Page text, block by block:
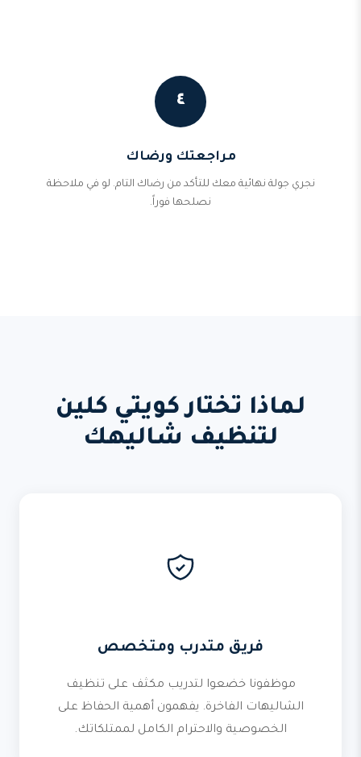
٤
مراجعتك ورضاك
نجري جولة نهائية معك للتأكد من رضاك التام. لو في ملاحظة
نصلحها فوراً.
لماذا تختار كويتي كلين
لتنظيف شاليهك
فريق متدرب ومتخصص
موظفونا خضعوا لتدريب مكثف على تنظيف
الشاليهات الفاخرة. يفهمون أهمية الحفاظ على
الخصوصية والاحترام الكامل لممتلكاتك.